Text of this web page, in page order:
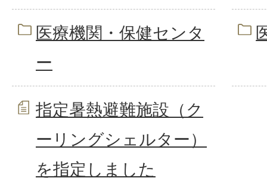
医療機関・保健センタ
ー
指定暑熱避難施設（ク
ーリングシェルター）
を指定しました